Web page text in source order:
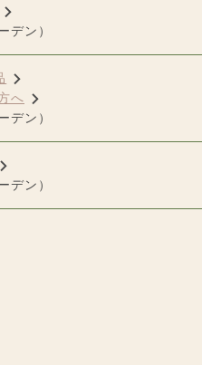
デン）
へ
デン）
デン）